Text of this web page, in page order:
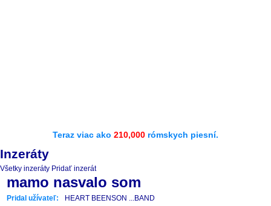
Teraz viac ako 210,000 rómskych piesní.
Inzeráty
Všetky inzeráty Pridať inzerát
mamo nasvalo som
Pridal užívateľ: HEART BEENSON ...BAND